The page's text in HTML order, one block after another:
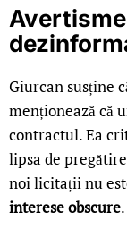
Giurcan susține
menționează că
contractul. Ea
lipsa de
noi licitații nu
interese obscure.